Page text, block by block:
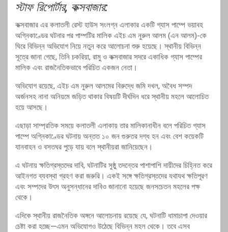
স্টাফ রিপোর্টার, কক্সবাজার:
কক্সবাজার এর কলাতলী রেস্ট হাউস সংলগ্ন এলাকার একটি গ্যাস পাম্পে ভয়াবহ
অগ্নিকাণ্ডের ঘটনার পর পাম্পটির মালিক এইচ এম নুরুল আলম (এন আলম)-কে
ঘিরে বিভিন্ন অভিযোগ নিয়ে নতুন করে আলোচনা শুরু হয়েছে। স্থানীয় বিভিন্ন
সূত্রে জানা গেছে, তিনি চকরিয়া, রামু ও কক্সবাজার সদরে একাধিক গ্যাস পাম্পের
মালিক এবং রাজনৈতিকভাবে পরিচিত একজন নেতা।
অভিযোগ রয়েছে, এইচ এম নুরুল আলমের বিরুদ্ধে জমি দখল, অবৈধ সম্পদ
অর্জনসহ নানা অনিয়মে জড়িত থাকার বিষয়টি দীর্ঘদিন ধরে স্থানীয় মহলে আলোচিত
হয়ে আসছে।
এছাড়া সাম্প্রতিক সময়ে কলাতলী এলাকায় তার মালিকানাধীন বলে পরিচিত গ্যাস
পাম্পে অগ্নিকাণ্ডের ঘটনায় অন্তত ১০ জন গুরুতর দগ্ধ হন এবং বেশ কয়েকটি
যানবাহন ও বসতঘর পুড়ে যায় বলে স্থানীয়রা জানিয়েছেন।
এ ঘটনায় ক্ষতিগ্রস্তদের দাবি, ঘটনাটির সুষ্ঠু তদন্তের পাশাপাশি দায়ীদের চিহ্নিত করে
আইনগত ব্যবস্থা গ্রহণ করা জরুরি। একই সঙ্গে ক্ষতিগ্রস্তদের যথাযথ ক্ষতিপূরণ
এবং সম্পদের উৎস অনুসন্ধানের দাবিও জানানো হয়েছে জনসচেতন মহলের পক্ষ
থেকে।
এদিকে স্থানীয় রাজনৈতিক অঙ্গনে আলোচনায় রয়েছে যে, ঘটনাটি ধামাচাপা দেওয়ার
চেষ্টা করা হচ্ছে—এমন অভিযোগও উঠেছে বিভিন্ন মহল থেকে। তবে এসব